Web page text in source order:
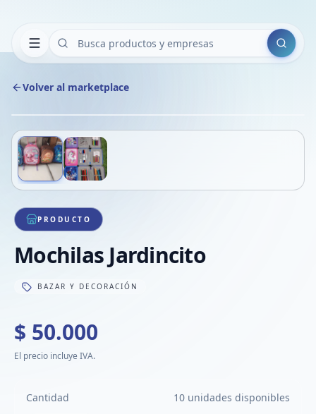
Buscar
Volver al marketplace
1/2
PRODUCTO
Mochilas Jardincito
BAZAR Y DECORACIÓN
$ 50.000
El precio incluye IVA.
Cantidad 10 unidades disponibles